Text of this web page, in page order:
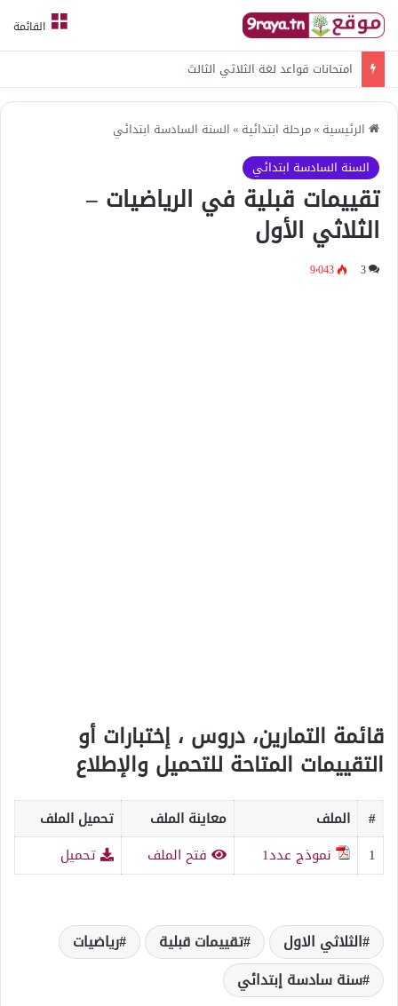
القائمة
امتحانات قواعد لغة الثلاثي الثالث
الرئيسية »مرحلة ابتدائية »السنة السادسة ابتدائي
السنة السادسة ابتدائي
تقييمات قبلية في الرياضيات –
الثلاثي الأول
3 9٬043
قائمة التمارين، دروس ، إختبارات أو
التقييمات المتاحة للتحميل والإطلاع
# الملف معاينة الملف
تحميل الملف
1
نموذج عدد1 فتح الملف تحميل
الثلاثي الاول تقييمات قبلية
رياضيات
سنة سادسة إبتدائي